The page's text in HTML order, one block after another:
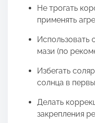
Не трогать
применять
Использовать
мази (по
Избегать
солнца в
Делать
закрепления